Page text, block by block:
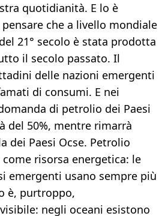
quotidianità. E lo è
che a livello mondiale
21° secolo è stata prodotta
il secolo passato. Il
delle nazioni emergenti
di consumi. E nei
di petrolio dei Paesi
del 50%, mentre rimarrà
dei Paesi Ocse. Petrolio
risorsa energetica: le
emergenti usano sempre più
è, purtroppo,
negli oceani esistono